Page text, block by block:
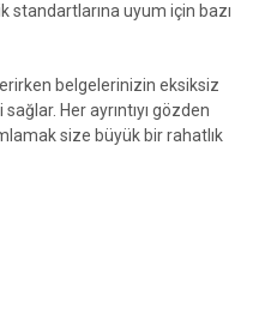
standartlarına uyum için bazı
belgelerinizin eksiksiz
Her ayrıntıyı gözden
size büyük bir rahatlık